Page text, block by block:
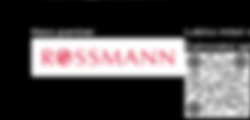
Nasz partner
Lubisz mieć
Zainstaluj